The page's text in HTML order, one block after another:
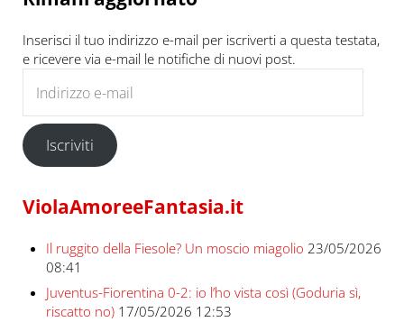
Inserisci il tuo indirizzo e-mail per iscriverti a questa testata,
e ricevere via e-mail le notifiche di nuovi post.
Iscriviti
ViolaAmoreeFantasia.it
Il ruggito della Fiesole? Un moscio miagolio 23/05/2026
08:41
Juventus-Fiorentina 0-2: io l’ho vista così (Goduria sì,
riscatto no) 17/05/2026 12:53